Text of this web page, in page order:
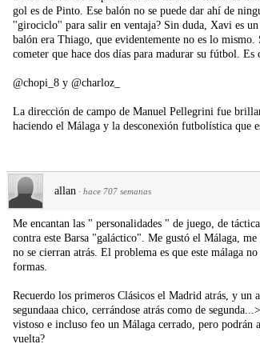
gol es de Pinto. Ese balón no se puede dar ahí de
''girociclo'' para salir en ventaja? Sin duda, Xavi es
balón era Thiago, que evidentemente no es lo
cometer que hace dos días para madurar su fútbol. Es
@chopi_8 y @charloz_
La dirección de campo de Manuel Pellegrini fue
haciendo el Málaga y la desconexión futbolística que
allan · hace 707 semanas
Me encantan las " personalidades " de juego, de
contra este Barsa "galáctico". Me gustó el Málaga,
no se cierran atrás. El problema es que este málaga
formas.
Recuerdo los primeros Clásicos el Madrid atrás, y
segundaaa chico, cerrándose atrás como de
vistoso e incluso feo un Málaga cerrado, pero podrán
vuelta?